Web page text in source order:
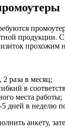
продукции.
прохожим
2 раза в месяц;
в
места работы;
дней в неделю
анкету,